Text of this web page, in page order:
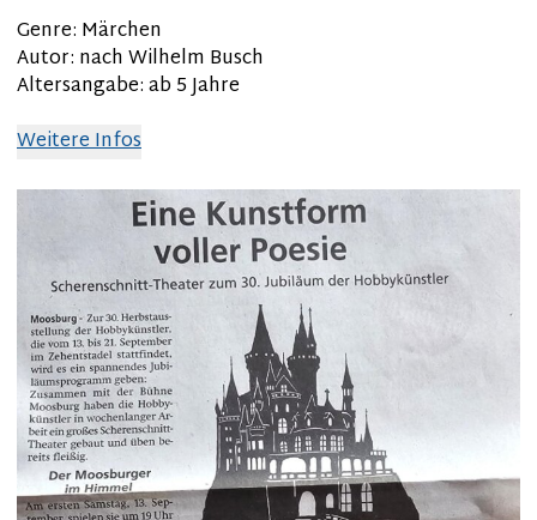
Genre: Märchen
Autor: nach Wilhelm Busch
Altersangabe: ab 5 Jahre
Weitere Infos